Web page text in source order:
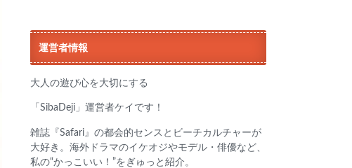
運営者情報
大人の遊び心を大切にする
「SibaDeji」運営者ケイです！
雑誌『Safari』の都会的センスとビーチカルチャーが
大好き。海外ドラマのイケオジやモデル・俳優など、
私の“かっこいい！”をぎゅっと紹介。